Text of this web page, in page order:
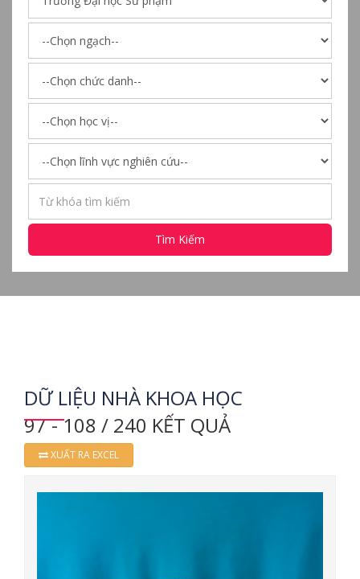
Tìm Kiếm
DỮ LIỆU NHÀ KHOA HỌC
97 - 108 / 240 KẾT QUẢ
XUẤT RA EXCEL